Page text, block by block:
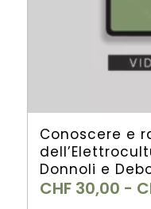
Conoscere e
Donnoli e
CHF30,00 -